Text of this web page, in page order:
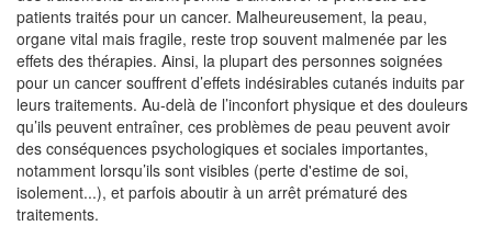
patients traités pour un cancer. Malheureusement, la peau,
organe vital mais fragile, reste trop souvent malmenée par les
effets des thérapies. Ainsi, la plupart des personnes soignées
pour un cancer souffrent d’effets indésirables cutanés induits par
leurs traitements. Au-delà de l’inconfort physique et des douleurs
qu’ils peuvent entraîner, ces problèmes de peau peuvent avoir
des conséquences psychologiques et sociales importantes,
notamment lorsqu’ils sont visibles (perte d'estime de soi,
isolement...), et parfois aboutir à un arrêt prématuré des
traitements.